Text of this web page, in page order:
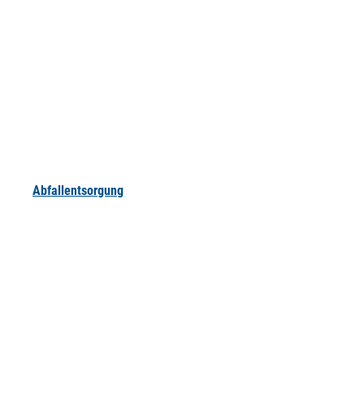
Abfallentsorgung